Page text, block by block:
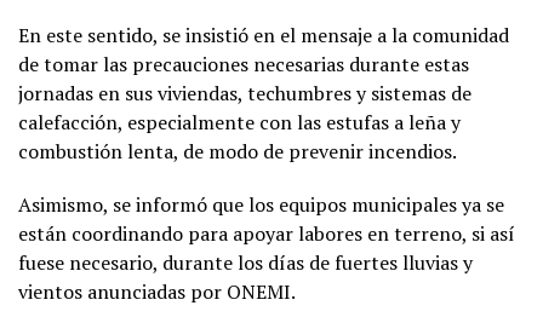
En este sentido, se insistió en el mensaje a la comunidad
de tomar las precauciones necesarias durante estas
jornadas en sus viviendas, techumbres y sistemas de
calefacción, especialmente con las estufas a leña y
combustión lenta, de modo de prevenir incendios.
Asimismo, se informó que los equipos municipales ya se
están coordinando para apoyar labores en terreno, si así
fuese necesario, durante los días de fuertes lluvias y
vientos anunciadas por ONEMI.